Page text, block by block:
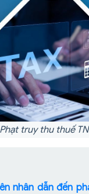
Phạt truy thu thuế
nhân dẫn đến